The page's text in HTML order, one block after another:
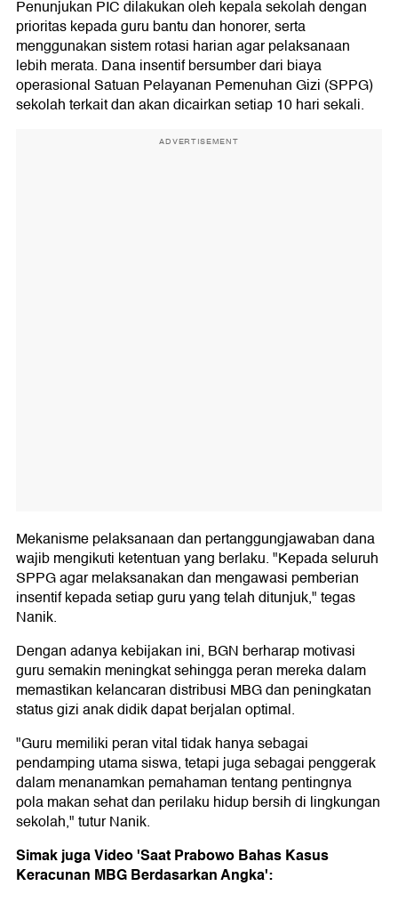
Penunjukan PIC dilakukan oleh kepala sekolah dengan
prioritas kepada guru bantu dan honorer, serta
menggunakan sistem rotasi harian agar pelaksanaan
lebih merata. Dana insentif bersumber dari biaya
operasional Satuan Pelayanan Pemenuhan Gizi (SPPG)
sekolah terkait dan akan dicairkan setiap 10 hari sekali.
ADVERTISEMENT
Mekanisme pelaksanaan dan pertanggungjawaban dana
wajib mengikuti ketentuan yang berlaku. "Kepada seluruh
SPPG agar melaksanakan dan mengawasi pemberian
insentif kepada setiap guru yang telah ditunjuk," tegas
Nanik.
Dengan adanya kebijakan ini, BGN berharap motivasi
guru semakin meningkat sehingga peran mereka dalam
memastikan kelancaran distribusi MBG dan peningkatan
status gizi anak didik dapat berjalan optimal.
"Guru memiliki peran vital tidak hanya sebagai
pendamping utama siswa, tetapi juga sebagai penggerak
dalam menanamkan pemahaman tentang pentingnya
pola makan sehat dan perilaku hidup bersih di lingkungan
sekolah," tutur Nanik.
Simak juga Video 'Saat Prabowo Bahas Kasus
Keracunan MBG Berdasarkan Angka':